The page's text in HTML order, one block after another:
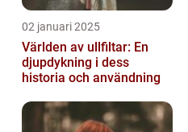
02 januari 2025
Världen av ullfiltar: En
djupdykning i dess
historia och användning